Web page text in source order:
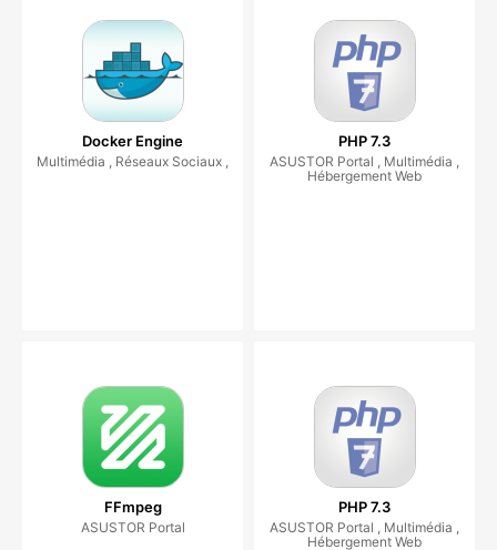
Docker Engine
Multimédia , Réseaux Sociaux ,
PHP 7.3
ASUSTOR Portal , Multimédia ,
Hébergement Web
FFmpeg
ASUSTOR Portal
PHP 7.3
ASUSTOR Portal , Multimédia ,
Hébergement Web